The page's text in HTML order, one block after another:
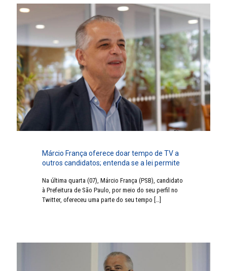
Márcio França oferece doar tempo de TV a
outros candidatos; entenda se a lei permite
Na última quarta (07), Márcio França (PSB), candidato
à Prefeitura de São Paulo, por meio do seu perfil no
Twitter, ofereceu uma parte do seu tempo